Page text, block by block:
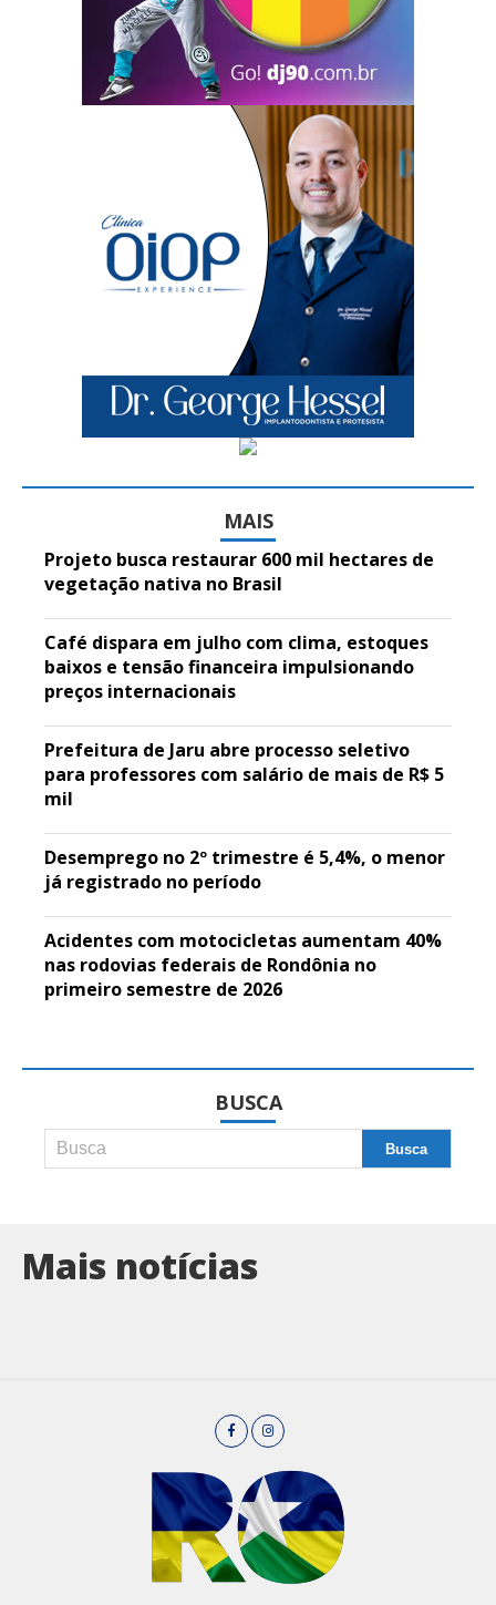
MAIS
Projeto busca restaurar 600 mil hectares de
vegetação nativa no Brasil
Café dispara em julho com clima, estoques
baixos e tensão financeira impulsionando
preços internacionais
Prefeitura de Jaru abre processo seletivo
para professores com salário de mais de R$ 5
mil
Desemprego no 2º trimestre é 5,4%, o menor
já registrado no período
Acidentes com motocicletas aumentam 40%
nas rodovias federais de Rondônia no
primeiro semestre de 2026
BUSCA
Mais notícias